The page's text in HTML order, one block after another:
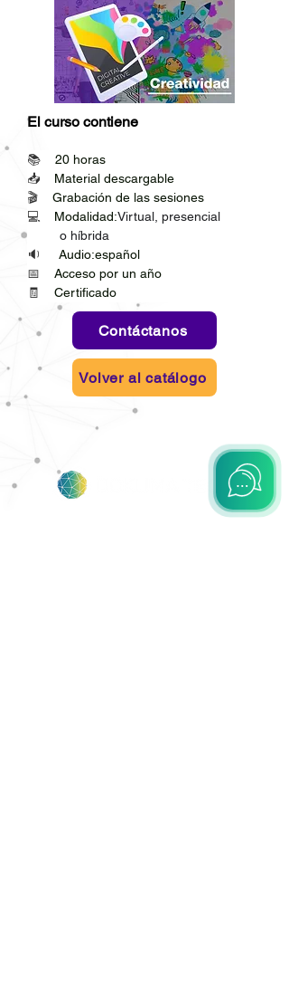
El curso contiene
📚 20 horas
📥 Material descargable
🎬 Grabación de las sesiones
💻 Modalidad:Virtual, presencial
         o híbrida
🔉 Audio:español
📅 Acceso por un año
🧾 Certificado
Contáctanos
Volver al catálogo